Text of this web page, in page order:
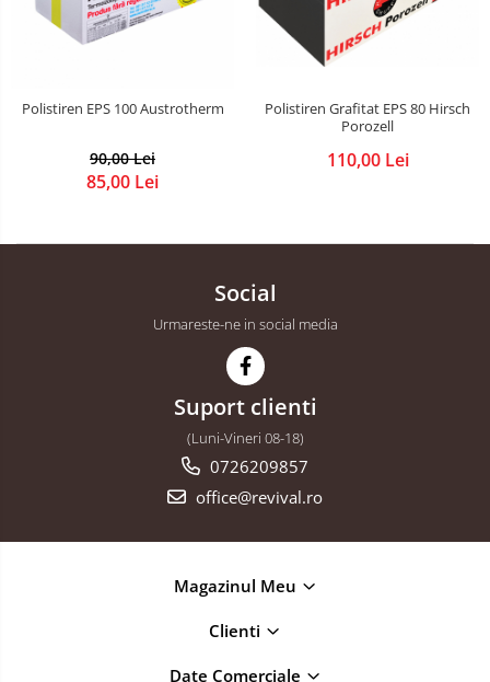
Cuie, Sarma, Distantieri
Cuie beton
Distantiere cofraje
Sarma neagra
Sarma zincata
Polistiren EPS 100 Austrotherm
90,00 Lei
85,00 Lei
Polistiren Grafitat EPS 80 Hirsch
Porozell
110,00 Lei
Social
Urmareste-ne in social media
Suport clienti
(Luni-Vineri 08-18)
0726209857
office@revival.ro
Magazinul Meu
Clienti
Date Comerciale